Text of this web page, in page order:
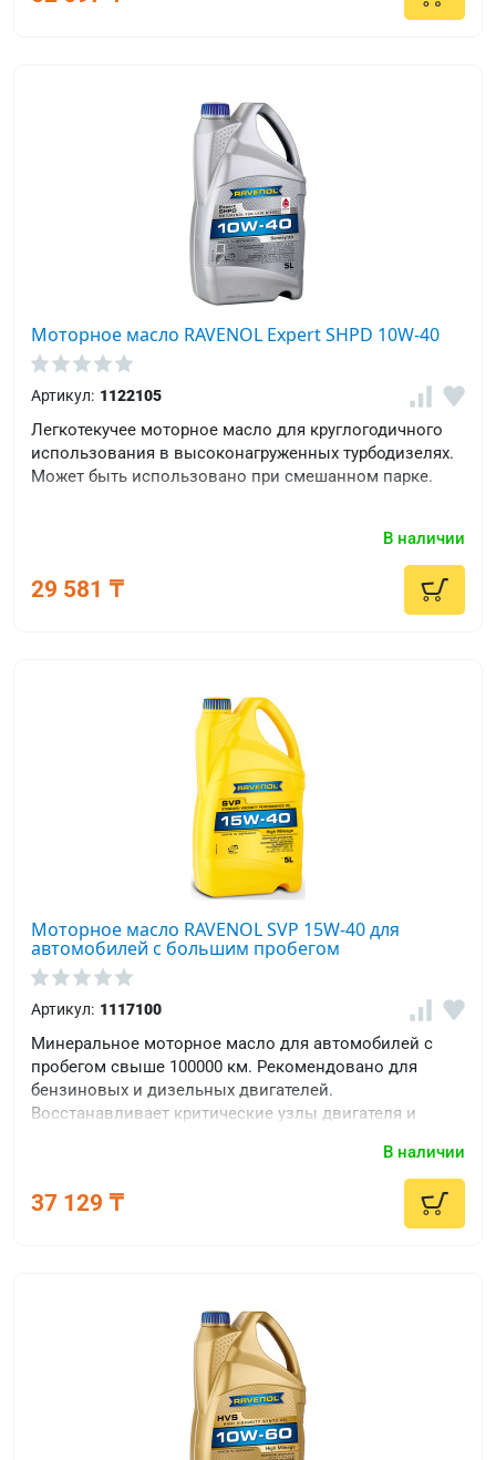
Моторное масло RAVENOL Expert SHPD 10W-40
Артикул: 1122105
Легкотекучее моторное масло для круглогодичного
использования в высоконагруженных турбодизелях.
Может быть использовано при смешанном парке.
В наличии
29 581 ₸
Моторное масло RAVENOL SVP 15W-40 для
автомобилей с большим пробегом
Артикул: 1117100
Минеральное моторное масло для автомобилей с
пробегом свыше 100000 км. Рекомендовано для
бензиновых и дизельных двигателей.
Восстанавливает критические узлы двигателя и
В наличии
37 129 ₸